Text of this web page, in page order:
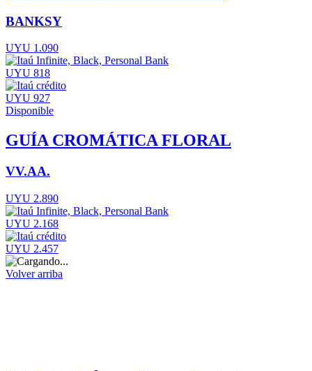
BANKSY
UYU 1.090
UYU 818
UYU 927
Disponible
GUÍA CROMÁTICA FLORAL
VV.AA.
UYU 2.890
UYU 2.168
UYU 2.457
Volver arriba